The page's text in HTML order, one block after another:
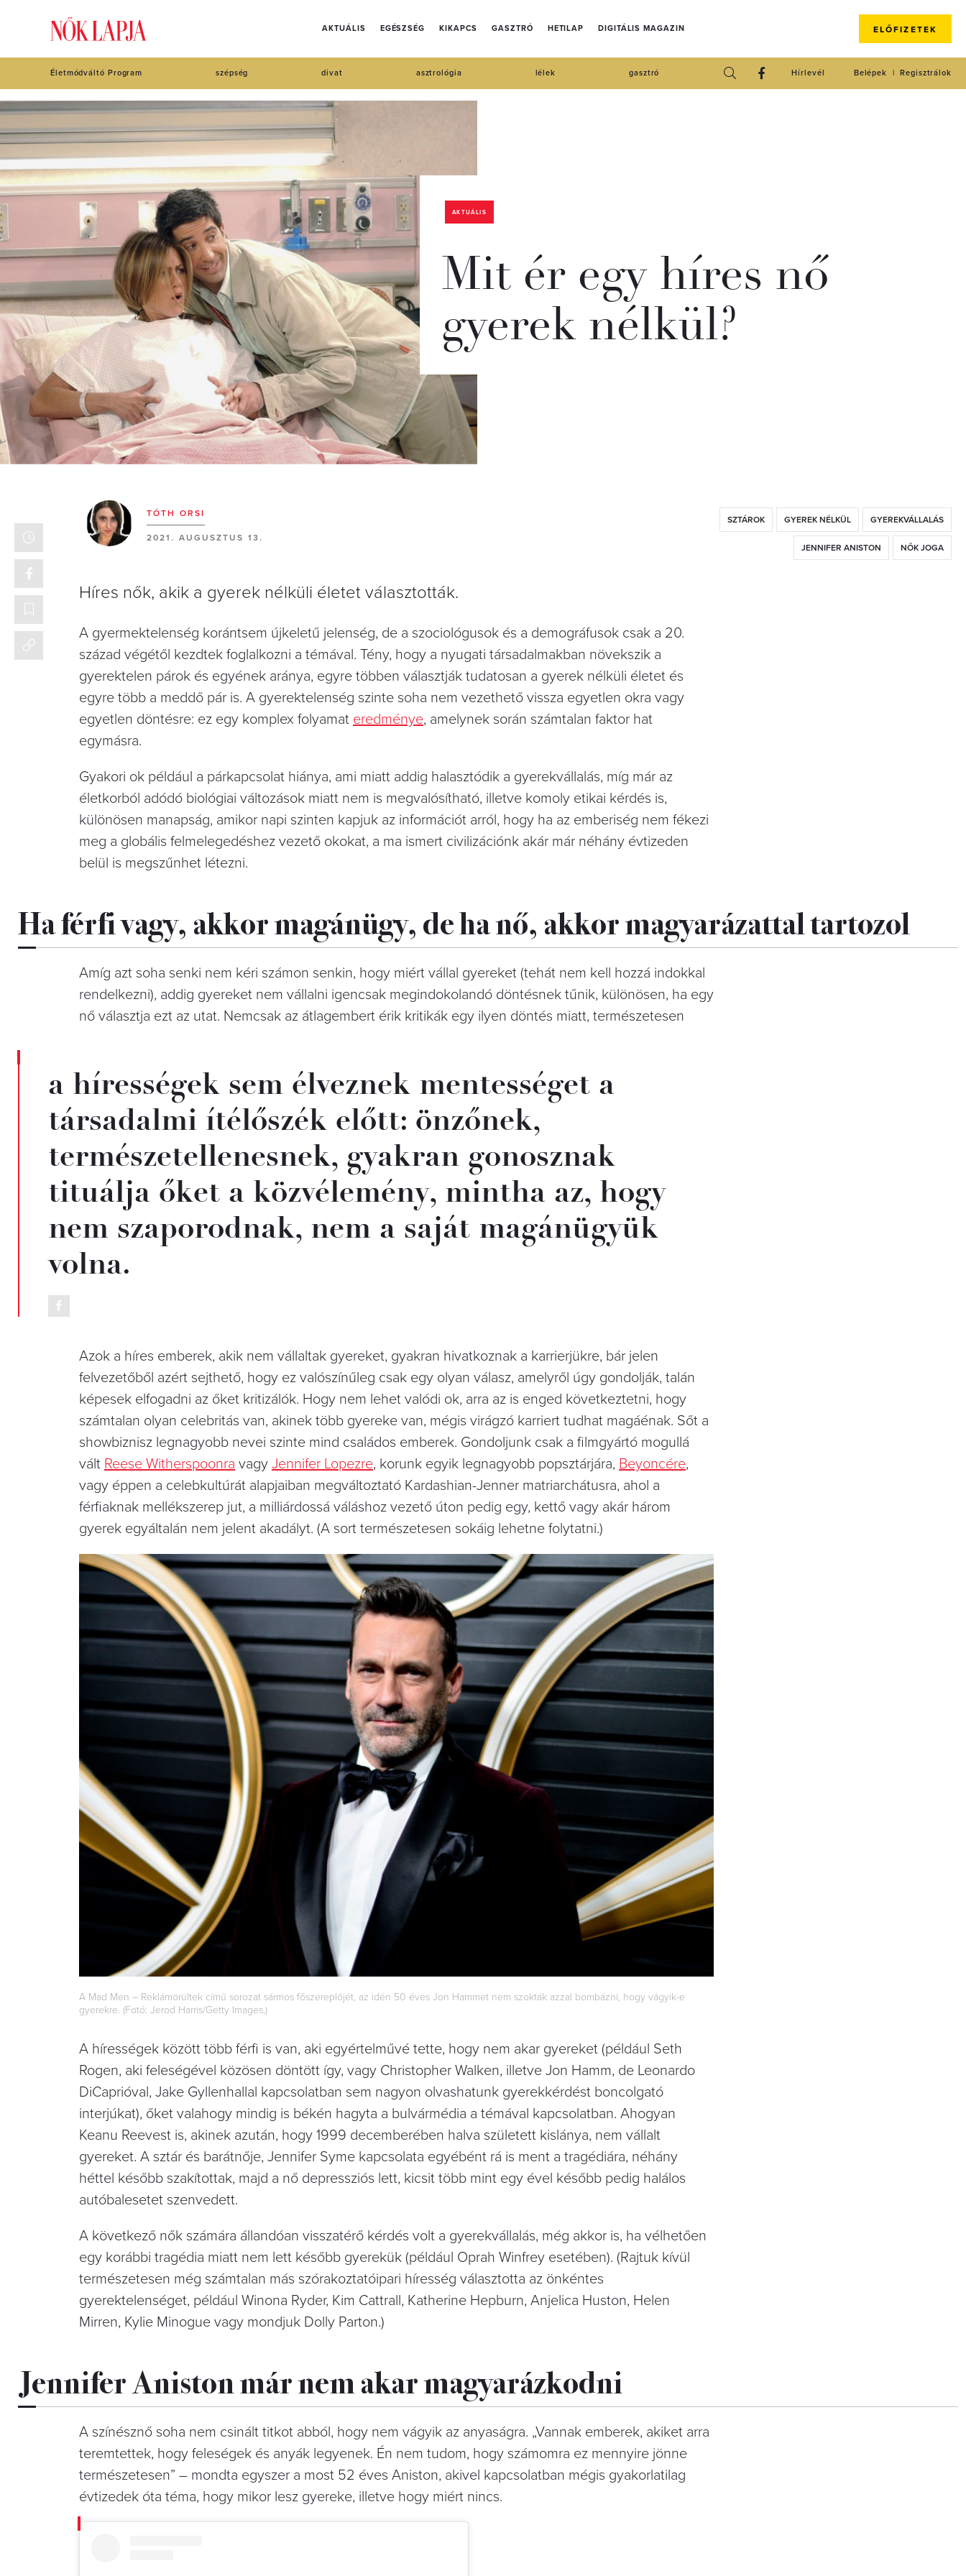
AKTUÁLIS EGÉSZSÉG KIKAPCS GASZTRÓ HETILAP DIGITÁLIS MAGAZIN ELŐFIZETEK
Életmódváltó Program szépség divat asztrológia lélek gasztró Regisztrálok
Belépek
Hírlevél
AKTUÁLIS
Mit ér egy híres nő
gyerek nélkül?
TÓTH ORSI
2021. AUGUSZTUS 13.
SZTÁROK GYEREK NÉLKÜL GYEREKVÁLLALÁS
JENNIFER ANISTON NŐK JOGA
Híres nők, akik a gyerek nélküli életet választották.
A gyermektelenség korántsem újkeletű jelenség, de a szociológusok és a demográfusok csak a 20.
század végétől kezdtek foglalkozni a témával. Tény, hogy a nyugati társadalmakban növekszik a
gyerektelen párok és egyének aránya, egyre többen választják tudatosan a gyerek nélküli életet és
egyre több a meddő pár is. A gyerektelenség szinte soha nem vezethető vissza egyetlen okra vagy
egyetlen döntésre: ez egy komplex folyamat eredménye, amelynek során számtalan faktor hat
egymásra.
Gyakori ok például a párkapcsolat hiánya, ami miatt addig halasztódik a gyerekvállalás, míg már az
életkorból adódó biológiai változások miatt nem is megvalósítható, illetve komoly etikai kérdés is,
különösen manapság, amikor napi szinten kapjuk az információt arról, hogy ha az emberiség nem fékezi
meg a globális felmelegedéshez vezető okokat, a ma ismert civilizációnk akár már néhány évtizeden
belül is megszűnhet létezni.
Ha férfi vagy, akkor magánügy,de ha nő, akkor magyarázattal tartozol
Amíg azt soha senki nem kéri számon senkin, hogy miért vállal gyereket (tehát nem kell hozzá indokkal
rendelkezni), addig gyereket nem vállalni igencsak megindokolandó döntésnek tűnik, különösen, ha egy
nő választja ezt az utat. Nemcsak az átlagembert érik kritikák egy ilyen döntés miatt, természetesen
a hírességek sem élveznek mentességet a
társadalmi ítélőszék előtt: önzőnek,
természetellenesnek, gyakran gonosznak
tituálja őket a közvélemény, mintha az, hogy
nem szaporodnak, nem a saját magánügyük
volna.
Azok a híres emberek, akik nem vállaltak gyereket, gyakran hivatkoznak a karrierjükre, bár jelen
felvezetőből azért sejthető, hogy ez valószínűleg csak egy olyan válasz, amelyről úgy gondolják, talán
képesek elfogadni az őket kritizálók. Hogy nem lehet valódi ok, arra az is enged következtetni, hogy
számtalan olyan celebritás van, akinek több gyereke van, mégis virágzó karriert tudhat magáénak. Sőt a
showbiznisz legnagyobb nevei szinte mind családos emberek. Gondoljunk csak a filmgyártó mogullá
vált Reese Witherspoonra vagy Jennifer Lopezre, korunk egyik legnagyobb popsztárjára, Beyoncére,
vagy éppen a celebkultúrát alapjaiban megváltoztató Kardashian-Jenner matriarchátusra, ahol a
férfiaknak mellékszerep jut, a milliárdossá váláshoz vezető úton pedig egy, kettő vagy akár három
gyerek egyáltalán nem jelent akadályt. (A sort természetesen sokáig lehetne folytatni.)
A Mad Men – Reklámörültek című sorozat sármos főszereplőjét, az idén 50 éves Jon Hammet nem szokták azzal bombázni, hogy vágyik-e
gyerekre. (Fotó: Jerod Harris/Getty Images,)
A hírességek között több férfi is van, aki egyértelművé tette, hogy nem akar gyereket (például Seth
Rogen, aki feleségével közösen döntött így, vagy Christopher Walken, illetve Jon Hamm, de Leonardo
DiCaprióval, Jake Gyllenhallal kapcsolatban sem nagyon olvashatunk gyerekkérdést boncolgató
interjúkat), őket valahogy mindig is békén hagyta a bulvármédia a témával kapcsolatban. Ahogyan
Keanu Reevest is, akinek azután, hogy 1999 decemberében halva született kislánya, nem vállalt
gyereket. A sztár és barátnője, Jennifer Syme kapcsolata egyébént rá is ment a tragédiára, néhány
héttel később szakítottak, majd a nő depressziós lett, kicsit több mint egy ével később pedig halálos
autóbalesetet szenvedett.
A következő nők számára állandóan visszatérő kérdés volt a gyerekvállalás, még akkor is, ha vélhetően
egy korábbi tragédia miatt nem lett később gyerekük (például Oprah Winfrey esetében). (Rajtuk kívül
természetesen még számtalan más szórakoztatóipari híresség választotta az önkéntes
gyerektelenséget, például Winona Ryder, Kim Cattrall, Katherine Hepburn, Anjelica Huston, Helen
Mirren, Kylie Minogue vagy mondjuk Dolly Parton.)
Jennifer Aniston már nem akar magyarázkodni
A színésznő soha nem csinált titkot abból, hogy nem vágyik az anyaságra. „Vannak emberek, akiket arra
teremtettek, hogy feleségek és anyák legyenek. Én nem tudom, hogy számomra ez mennyire jönne
természetesen” – mondta egyszer a most 52 éves Aniston, akivel kapcsolatban mégis gyakorlatilag
évtizedek óta téma, hogy mikor lesz gyereke, illetve hogy miért nincs.